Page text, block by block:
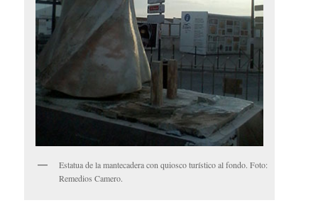
Estatua de la mantecadera con quiosco turístico al fondo. Foto:
Remedios Camero.